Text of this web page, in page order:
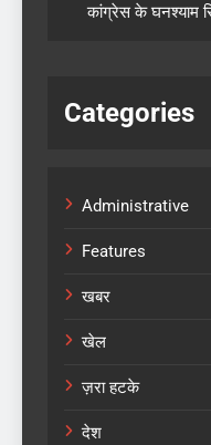
कांग्रेस के घनश्याम
Categories
Administrative
Features
खबर
खेल
ज़रा हटके
देश